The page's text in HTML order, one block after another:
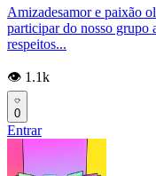
Amizadesamor e paixão
participar do nosso grupo
respeitos...
👁️ 1.1k
0
Entrar